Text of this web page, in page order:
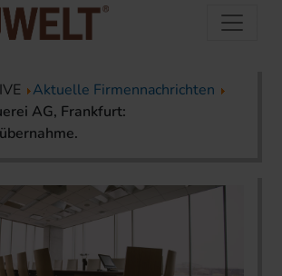
Aktuelle Firmennachrichten
AG, Frankfurt: